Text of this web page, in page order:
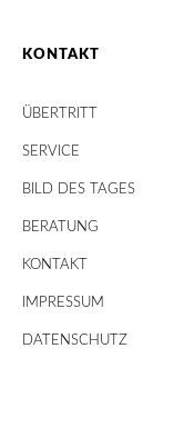
KONTAKT
ÜBERTRITT
SERVICE
BILD DES TAGES
BERATUNG
KONTAKT
IMPRESSUM
DATENSCHUTZ